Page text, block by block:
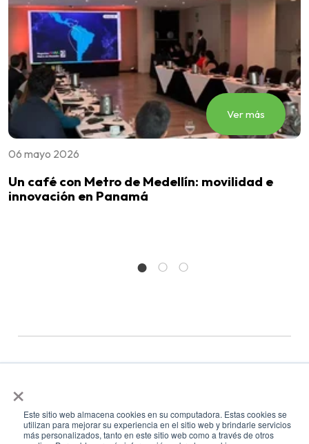
×
Este sitio web almacena cookies en su computadora. Estas cookies se
utilizan para mejorar su experiencia en el sitio web y brindarle servicios
más personalizados, tanto en este sitio web como a través de otros
Ver más
06 mayo 2026
Un café con Metro de Medellín: movilidad e
innovación en Panamá